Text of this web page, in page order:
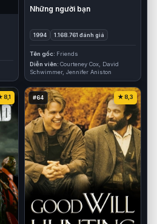
Những người bạn
1994 1.168.761 đánh giá
Tên gốc Friends
Diễn viên Courteney Cox, David
Schwimmer, Jennifer Aniston
8,1 #64 8,3